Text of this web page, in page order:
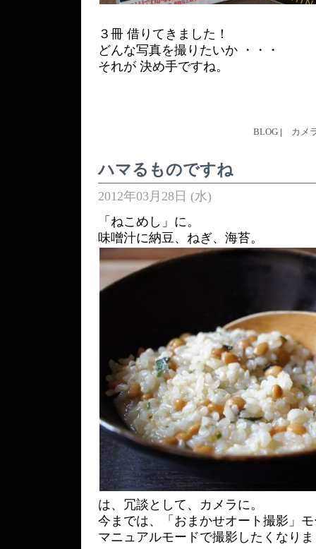
３冊 借りてきました！
どんな写真を撮りたいか ・・・
それが 決め手ですね。
BLOG | カメ
ハマるものですね
2012年03月28日 (水)
「ねこめし」に。
味噌汁に納豆、ねぎ、海苔。
は、冗談として、カメラに。
今までは、「おまかせオート撮影」
マニュアルモードで撮影したくなり